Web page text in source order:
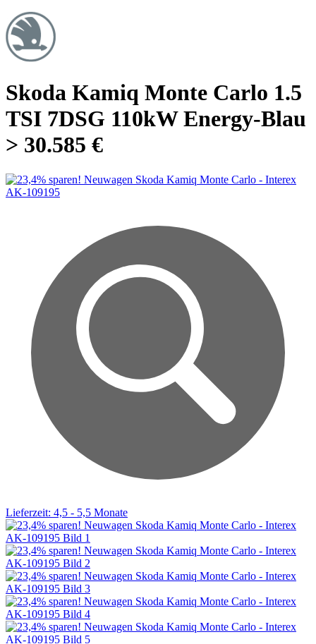
Skoda Kamiq Monte Carlo 1.5
TSI 7DSG 110kW Energy-Blau
> 30.585 €
Lieferzeit: 4,5 - 5,5 Monate